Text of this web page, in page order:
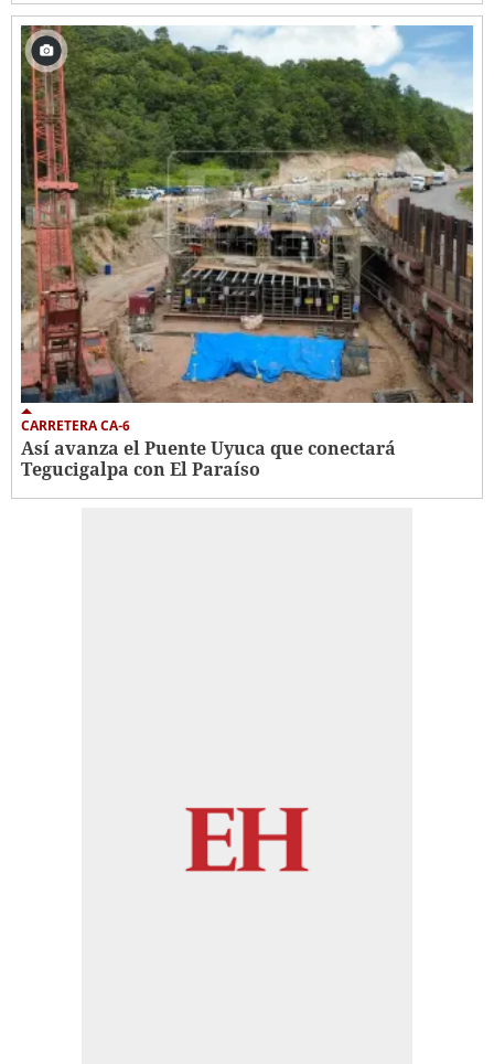
CARRETERA CA-6
Así avanza el Puente Uyuca que conectará
Tegucigalpa con El Paraíso